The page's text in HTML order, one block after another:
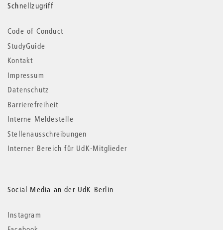
Schnellzugriff
Code of Conduct
StudyGuide
Kontakt
Impressum
Datenschutz
Barrierefreiheit
Interne Meldestelle
Stellenausschreibungen
Interner Bereich für UdK-Mitglieder
Social Media an der UdK Berlin
Instagram